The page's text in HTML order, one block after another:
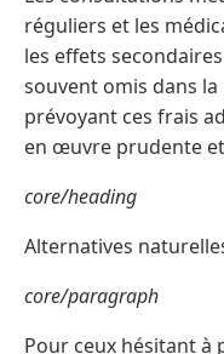
réguliers et les
les effets
souvent omis dans
prévoyant ces frais
en œuvre prudente
core/heading
Alternatives
core/paragraph
Pour ceux hésitant à